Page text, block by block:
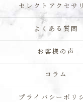
セレクトアクセサ
よくある質問
お客様の声
コラム
プライバシーポリ